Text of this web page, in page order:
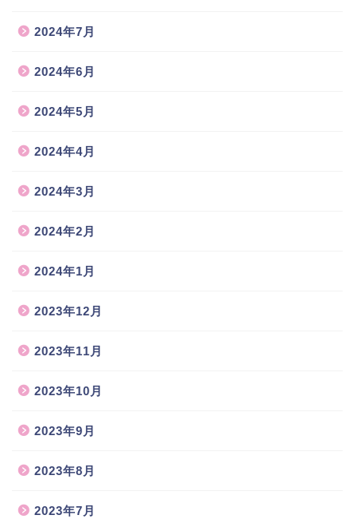
2024年7月
2024年6月
2024年5月
2024年4月
2024年3月
2024年2月
2024年1月
2023年12月
2023年11月
2023年10月
2023年9月
2023年8月
2023年7月